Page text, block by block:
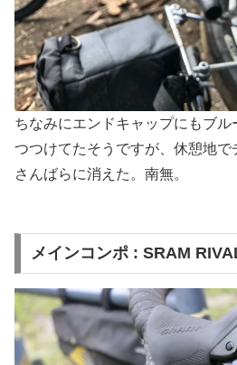
ちなみにエンドキャップにもブ
つつけてたそうですが、休憩地
さんばらに消えた。南無。
メインコンポ : SRAM